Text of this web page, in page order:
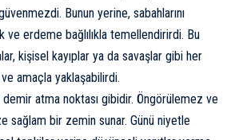
Bunun yerine, sabahlarını
ve erdeme bağlılıkla temellendirirdi. Bu
kişisel kayıplar ya da savaşlar gibi her
amaçla yaklaşabilirdi.
atma noktası gibidir. Öngörülemez ve
sağlam bir zemin sunar. Günü niyetle